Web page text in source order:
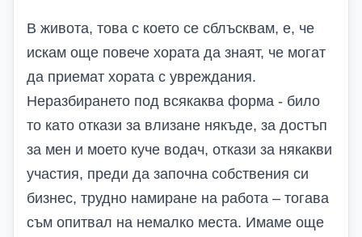
В живота, това с което се сблъсквам, е, че
искам още повече хората да знаят, че могат
да приемат хората с увреждания.
Неразбирането под всякаква форма - било
то като откази за влизане някъде, за достъп
за мен и моето куче водач, откази за някакви
участия, преди да започна собствения си
бизнес, трудно намиране на работа – тогава
съм опитвал на немалко места. Имаме още